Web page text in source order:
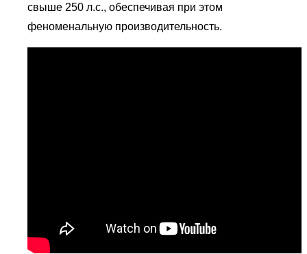
свыше 250 л.с., обеспечивая при этом
феноменальную производительность.